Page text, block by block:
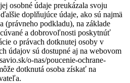
osobné údaje preukázala svoju
doplňujúce údaje, ako sú najmä
(právneho podkladu), na základe
a dobrovoľnosti poskytnúť
o právach dotknutej osoby v
údajov sú dostupné aj na webovom
o-nas/poucenie-ochrane-
dotknutá osoba získať na